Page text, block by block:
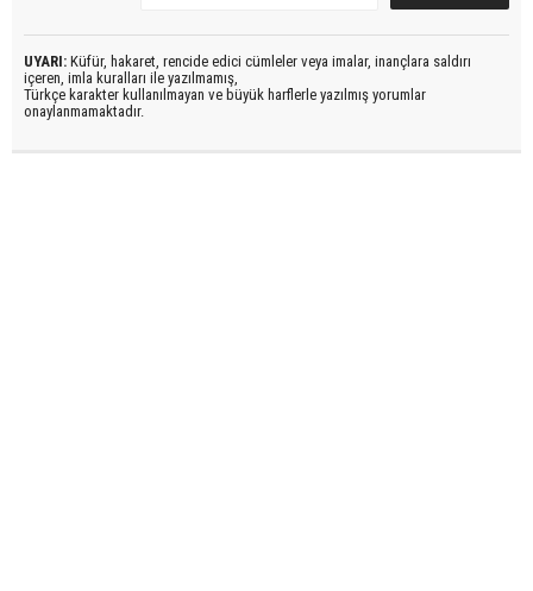
UYARI: Küfür, hakaret, rencide edici cümleler veya imalar, inançlara saldırı
içeren, imla kuralları ile yazılmamış,
Türkçe karakter kullanılmayan ve büyük harflerle yazılmış yorumlar
onaylanmamaktadır.